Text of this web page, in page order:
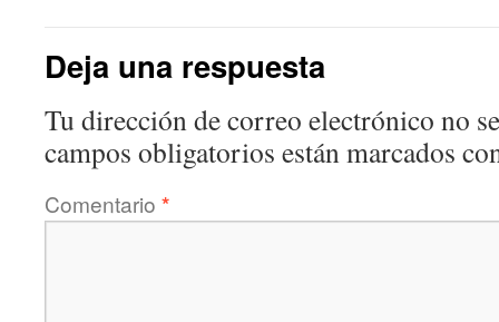
Deja una respuesta
Tu dirección de correo electrónico no
campos obligatorios están marcados
Comentario *